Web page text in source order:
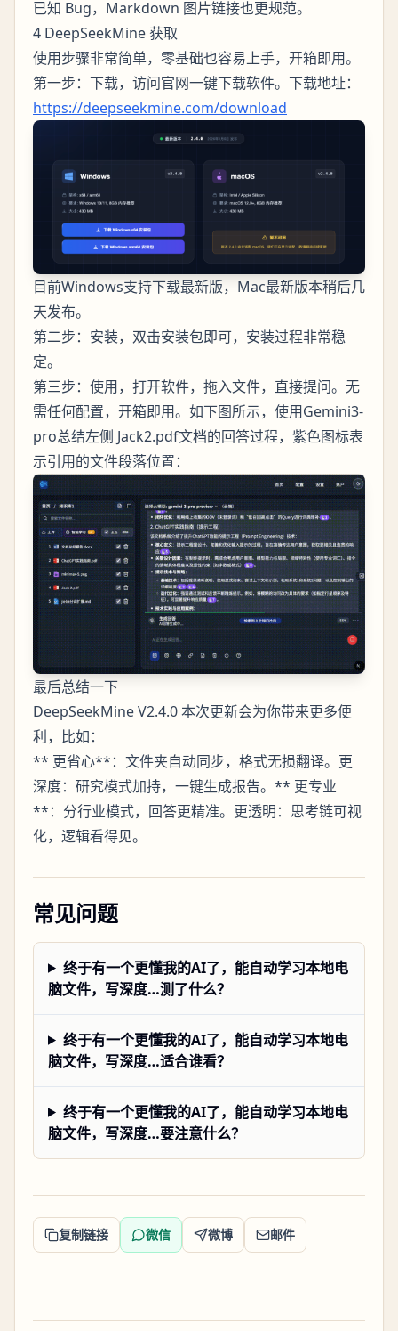
已知 Bug，Markdown 图片链接也更规范。
4 DeepSeekMine 获取
使用步骤非常简单，零基础也容易上手，开箱即用。
第一步：下载，访问官网一键下载软件。下载地址：
https://deepseekmine.com/download
目前Windows支持下载最新版，Mac最新版本稍后几
天发布。
第二步：安装，双击安装包即可，安装过程非常稳
定。
第三步：使用，打开软件，拖入文件，直接提问。无
需任何配置，开箱即用。如下图所示，使用Gemini3-
pro总结左侧 Jack2.pdf文档的回答过程，紫色图标表
示引用的文件段落位置：
最后总结一下
DeepSeekMine V2.4.0 本次更新会为你带来更多便
利，比如：
** 更省心**：文件夹自动同步，格式无损翻译。更
深度：研究模式加持，一键生成报告。** 更专业
**：分行业模式，回答更精准。更透明：思考链可视
化，逻辑看得见。
常见问题
终于有一个更懂我的AI了，能自动学习本地电
脑文件，写深度…测了什么？
终于有一个更懂我的AI了，能自动学习本地电
脑文件，写深度…适合谁看？
终于有一个更懂我的AI了，能自动学习本地电
脑文件，写深度…要注意什么？
复制链接 微信 微博 邮件